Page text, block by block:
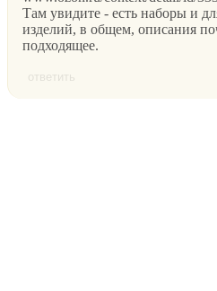
Там увидите - есть наборы и
изделий, в общем, описания
подходящее.
ответить